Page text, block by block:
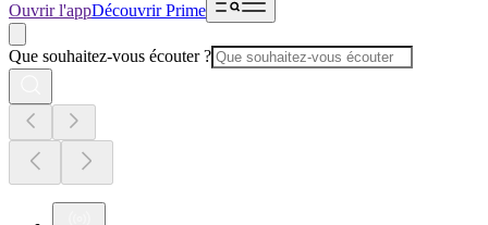
Ouvrir l'appDécouvrir Prime
Que souhaitez-vous écouter ?